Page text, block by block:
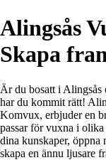
Alingsås
Skapa
Är du bosatt i
har du kommit rätt!
Komvux, erbjuder en
passar för vuxna i
dina kunskaper,
skapa en ännu ljusare